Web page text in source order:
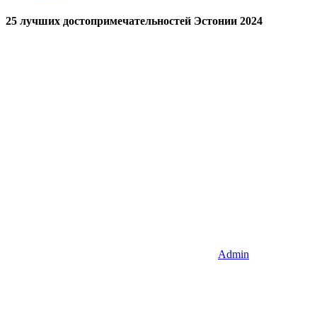
25 лучших достопримечательностей Эстонии 2024
Admin